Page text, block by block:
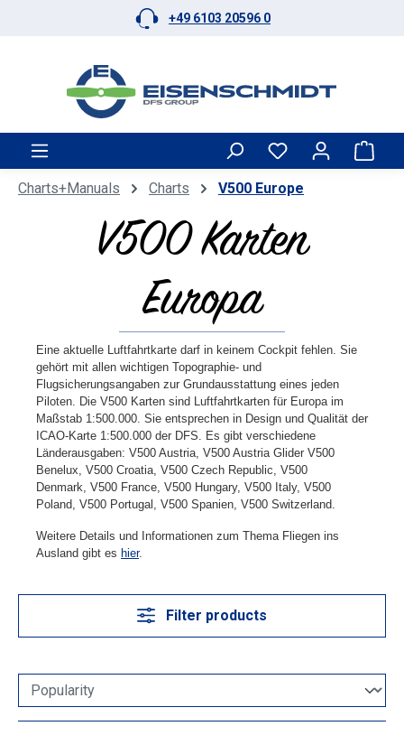
Skip to main content +49 6103 20596 0
Charts+Manuals Charts V500 Europe
V500 Karten
Europa
Eine aktuelle Luftfahrtkarte darf in keinem Cockpit fehlen. Sie
gehört mit allen wichtigen Topographie- und
Flugsicherungsangaben zur Grundausstattung eines jeden
Piloten. Die V500 Karten sind Luftfahrtkarten für Europa im
Maßstab 1:500.000. Sie entsprechen in Design und Qualität der
ICAO-Karte 1:500.000 der DFS. Es gibt verschiedene
Länderausgaben: V500 Austria, V500 Austria Glider V500
Benelux, V500 Croatia, V500 Czech Republic, V500
Denmark, V500 France, V500 Hungary, V500 Italy, V500
Poland, V500 Portugal, V500 Spanien, V500 Switzerland.
Weitere Details und Informationen zum Thema Fliegen ins
Ausland gibt es hier.
Filter products